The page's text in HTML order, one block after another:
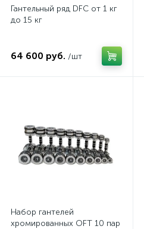
Гантельный ряд DFC от 1 кг
до 15 кг
64 600 руб. /шт
Набор гантелей
хромированных OFT 10 пар